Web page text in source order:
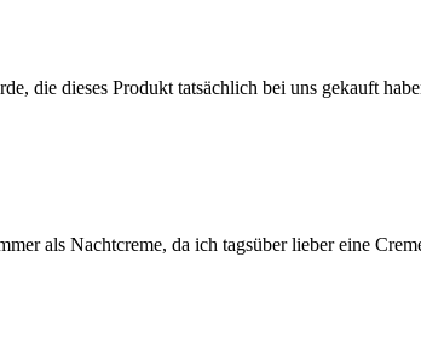
die dieses Produkt tatsächlich bei uns gekauft
als Nachtcreme, da ich tagsüber lieber eine